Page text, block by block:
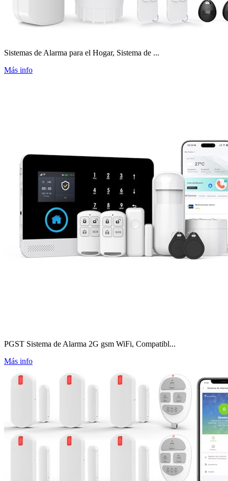
Sistemas de Alarma para el Hogar, Sistema de ...
Más info
PGST Sistema de Alarma 2G gsm WiFi, Compatibl...
Más info